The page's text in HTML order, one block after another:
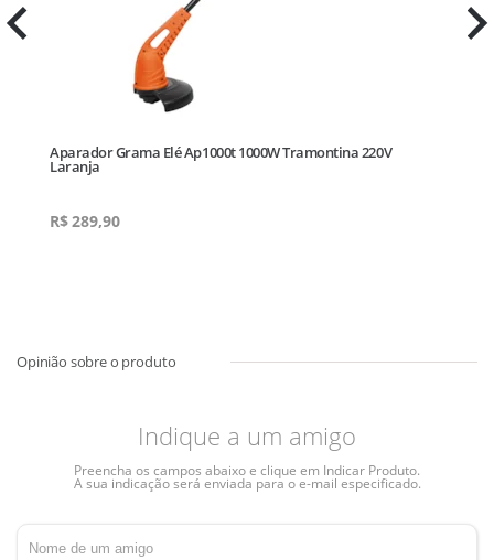
Aparador Grama Elé Ap1000t 1000W Tramontina 220V
Laranja
R$289,90
Indique a um amigo
Preencha os campos abaixo e clique em Indicar Produto.
A sua indicação será enviada para o e-mail especificado.